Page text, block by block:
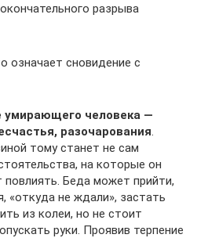
разрыва
означает сновидение с
умирающего человека —
разочарования.
тому станет не сам
на которые он
повлиять. Беда может прийти,
«откуда не ждали», застать
из колеи, но не стоит
руки. Проявив терпение